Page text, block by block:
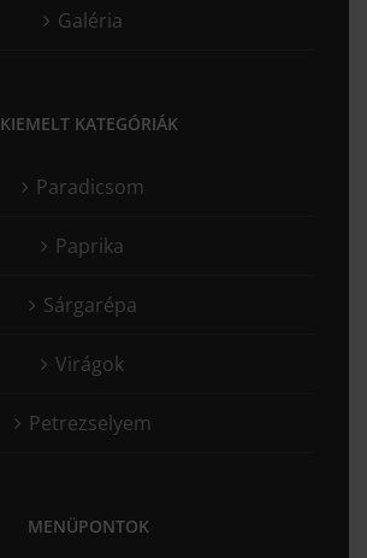
Galéria
KIEMELT KATEGÓRIÁK
Paradicsom
Paprika
Sárgarépa
Virágok
Petrezselyem
MENÜPONTOK